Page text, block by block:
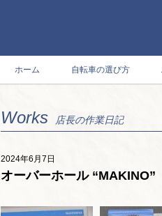
ホーム 自転車の選び方
Works 店長の作業日記
2024年6月7日
オーバーホール “MAKINO”